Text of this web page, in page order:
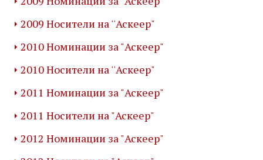
2009 Носители на ''Аскеер"
2010 Номинации за "Аскеер"
2010 Носители на ''Аскеер"
2011 Номинации за "Аскеер"
2011 Носители на "Аскеер"
2012 Номинации за "Аскеер"